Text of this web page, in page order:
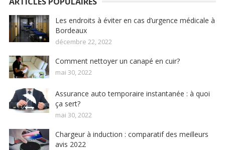
Les endroits à éviter en cas d’urgence médicale à
Bordeaux
décembre 22, 2022
Comment nettoyer un canapé en cuir?
mai 30, 2022
Assurance auto temporaire instantanée : à quoi
ça sert?
mai 30, 2022
Chargeur à induction : comparatif des meilleurs
avis 2022